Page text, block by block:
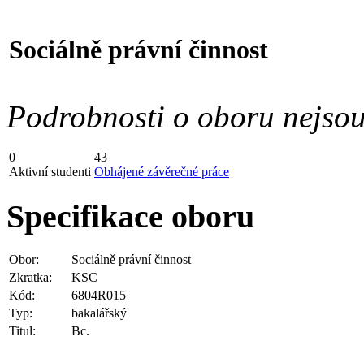
Sociálně právní činnost
Podrobnosti o oboru
0
Aktivní studenti
43
Obhájené závěrečné práce
Specifikace oboru
Obor:
Sociálně právní činnost
Zkratka:
KSC
Kód:
6804R015
Typ:
bakalářský
Titul:
Bc.